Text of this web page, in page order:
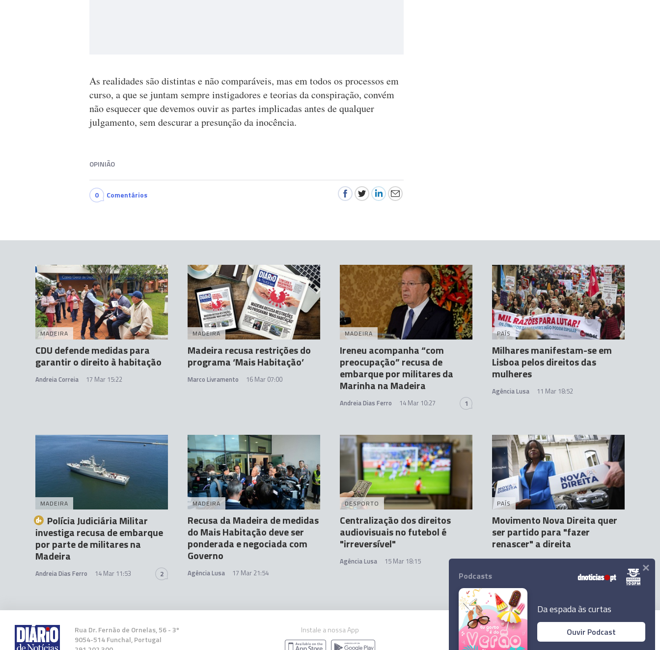
As realidades são distintas e não comparáveis, mas em todos os processos em
curso, a que se juntam sempre instigadores e teorias da conspiração, convém
não esquecer que devemos ouvir as partes implicadas antes de qualquer
julgamento, sem descurar a presunção da inocência.
OPINIÃO
0 Comentários
MADEIRA
CDU defende medidas para
garantir o direito à habitação
Andreia Correia 17 Mar 15:22
MADEIRA
Madeira recusa restrições do
programa ‘Mais Habitação’
Marco Livramento 16 Mar 07:00
MADEIRA
Ireneu acompanha “com
preocupação” recusa de
embarque por militares da
Marinha na Madeira
Andreia Dias Ferro 14 Mar 10:27 1
PAÍS
Milhares manifestam-se em
Lisboa pelos direitos das
mulheres
Agência Lusa 11 Mar 18:52
MADEIRA
Polícia Judiciária Militar
investiga recusa de embarque
por parte de militares na
Madeira
Andreia Dias Ferro 14 Mar 11:53 2
MADEIRA
Recusa da Madeira de medidas
do Mais Habitação deve ser
ponderada e negociada com
Governo
Agência Lusa 17 Mar 21:54
DESPORTO
Centralização dos direitos
audiovisuais no futebol é
"irreversível"
Agência Lusa 15 Mar 18:15
PAÍS
Movimento Nova Direita quer
ser partido para "fazer
renascer" a direita
Agência Lusa 8 Mar 18:03
Rua Dr. Fernão de Ornelas, 56 - 3º
9054-514 Funchal, Portugal
Instale a nossa App
© 2023 Empresa Diário de Notícias, Lda.
Podcasts
Da espada às curtas
Ouvir Podcast
×